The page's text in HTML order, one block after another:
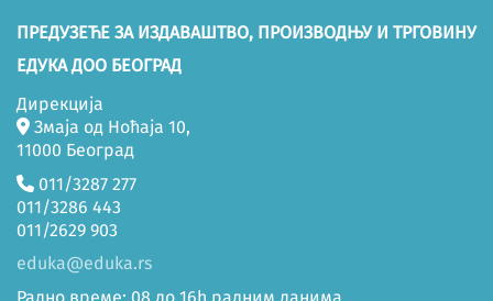
ПРЕДУЗЕЋЕ ЗА ИЗДАВАШТВО, ПРОИЗВОДЊУ И ТРГОВИНУ
ЕДУКА ДОО БЕОГРАД
Дирекција
Змаја од Ноћаја 10,
11000 Београд
011/3287 277
011/3286 443
011/2629 903
eduka@eduka.rs
Радно време: 08 до 16h радним данима